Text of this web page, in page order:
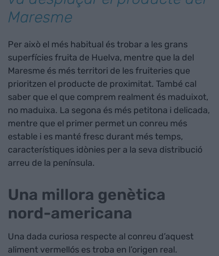
Maresme
Per això el més habitual és trobar a les grans
superfícies fruita de Huelva, mentre que la del
Maresme és més territori de les fruiteries que
prioritzen el producte de proximitat. També cal
saber que el que comprem realment és maduixot,
no maduixa. La segona és més petitona i delicada,
mentre que el primer permet un conreu més
estable i es manté fresc durant més temps,
característiques idònies per a la seva distribució
arreu de la península.
Una millora genètica
nord-americana
Una dada curiosa respecte al conreu d’aquest
aliment vermellós es troba en l’origen real.